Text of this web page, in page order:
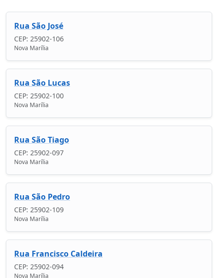
Rua São José
CEP: 25902-106
Nova Marília
Rua São Lucas
CEP: 25902-100
Nova Marília
Rua São Tiago
CEP: 25902-097
Nova Marília
Rua São Pedro
CEP: 25902-109
Nova Marília
Rua Francisco Caldeira
CEP: 25902-094
Nova Marília